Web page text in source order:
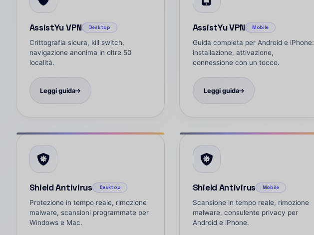
AssistYu VPN Desktop
Crittografia sicura, kill switch,
navigazione anonima in oltre 50
località.
Leggi guida
AssistYu VPN Mobile
Guida completa per Android e iPhone:
installazione, attivazione,
connessione con un tocco.
Leggi guida
Shield Antivirus Desktop
Protezione in tempo reale, rimozione
malware, scansioni programmate per
Windows e Mac.
Shield Antivirus Mobile
Scansione in tempo reale, rimozione
malware, consulente privacy per
Android e iPhone.